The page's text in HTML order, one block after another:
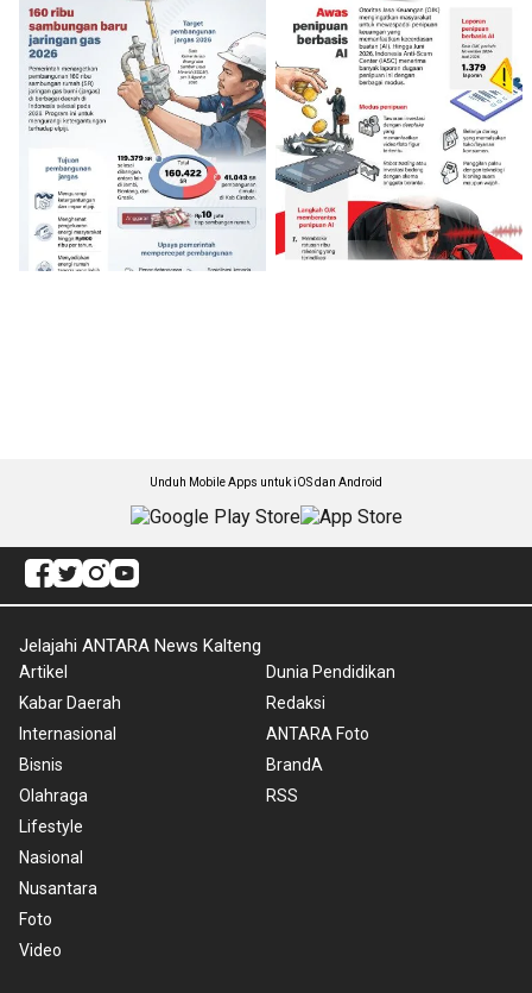
Unduh Mobile Apps untuk iOS dan Android
Jelajahi ANTARA News Kalteng
Artikel
Kabar Daerah
Internasional
Bisnis
Olahraga
Lifestyle
Nasional
Nusantara
Foto
Video
Dunia Pendidikan
Redaksi
ANTARA Foto
BrandA
RSS